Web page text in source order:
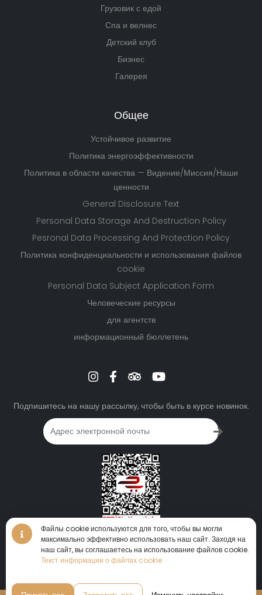
Файлы cookie используются для того, чтобы вы могли
максимально эффективно использовать наш сайт. Заходя на
наш сайт, вы соглашаетесь на использование файлов cookie.
Текст информации о файлах cookie
виртуальный тур • виртуальный тур • виртуальный тур •
Грузовик с едой
Спа и велнес
Детский клуб
Бизнес
Галерея
Общее
Устойчивое развитие
Политика энергоэффективности
Политика в области качества — Видение/Миссия/Наши
ценности
General Disclosure Text
Personal Data Storage And Destruction Policy
Pesronal Data Processing And Protection Policy
Политика конфиденциальности и использования файлов
cookie
Personal Data Subject Application Form
Человеческие ресурсы
для агентств
информационный бюллетень
Подпишитесь на нашу рассылку, чтобы быть в курсе новинок.
Мы приглашаем вас потеряться в этом уникальном мире, где